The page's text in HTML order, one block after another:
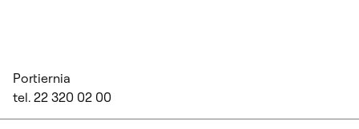
Portiernia
tel. 22 320 02 00